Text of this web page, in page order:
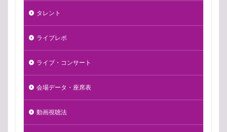
タレント
ライブレポ
ライブ・コンサート
会場データ・座席表
動画視聴法